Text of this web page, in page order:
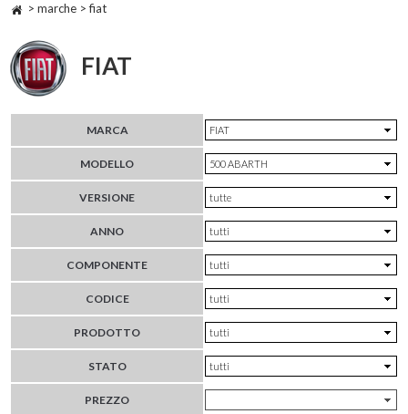
> marche > fiat
FIAT
MARCA
MODELLO
VERSIONE
ANNO
COMPONENTE
CODICE
PRODOTTO
STATO
PREZZO